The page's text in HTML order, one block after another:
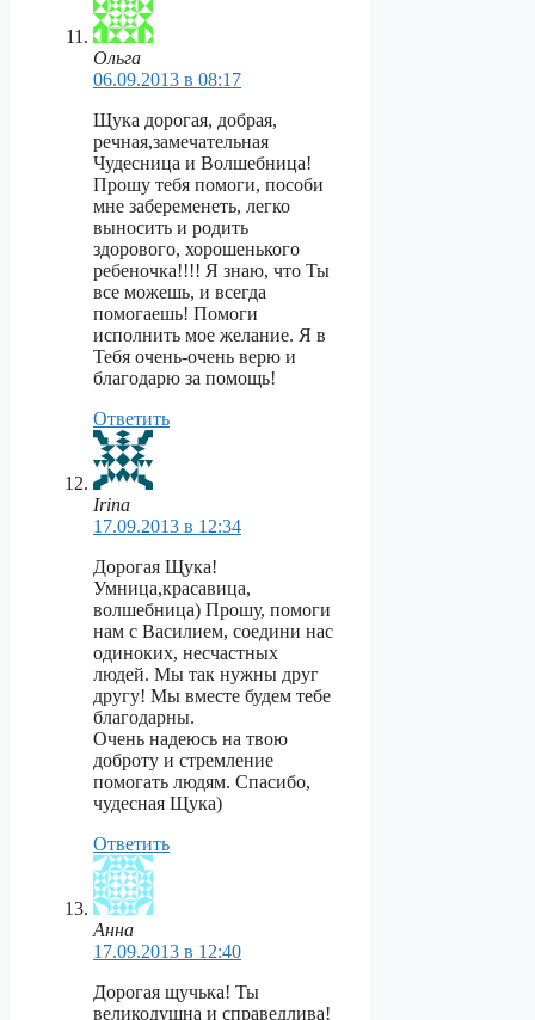
Ольга
06.09.2013 в 08:17
Щука дорогая, добрая,
речная,замечательная
Чудесница и Волшебница!
Прошу тебя помоги, пособи
мне забеременеть, легко
выносить и родить
здорового, хорошенького
ребеночка!!!! Я знаю, что Ты
все можешь, и всегда
помогаешь! Помоги
исполнить мое желание. Я в
Тебя очень-очень верю и
благодарю за помощь!
Ответить
Irina
17.09.2013 в 12:34
Дорогая Щука!
Умница,красавица,
волшебница) Прошу, помоги
нам с Василием, соедини нас
одиноких, несчастных
людей. Мы так нужны друг
другу! Мы вместе будем тебе
благодарны.
Очень надеюсь на твою
доброту и стремление
помогать людям. Спасибо,
чудесная Щука)
Ответить
Анна
17.09.2013 в 12:40
Дорогая щучька! Ты
великодушна и справедлива!